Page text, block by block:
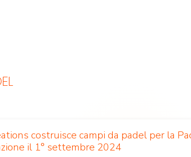
costruisce campi da padel per la
il 1° settembre 2024